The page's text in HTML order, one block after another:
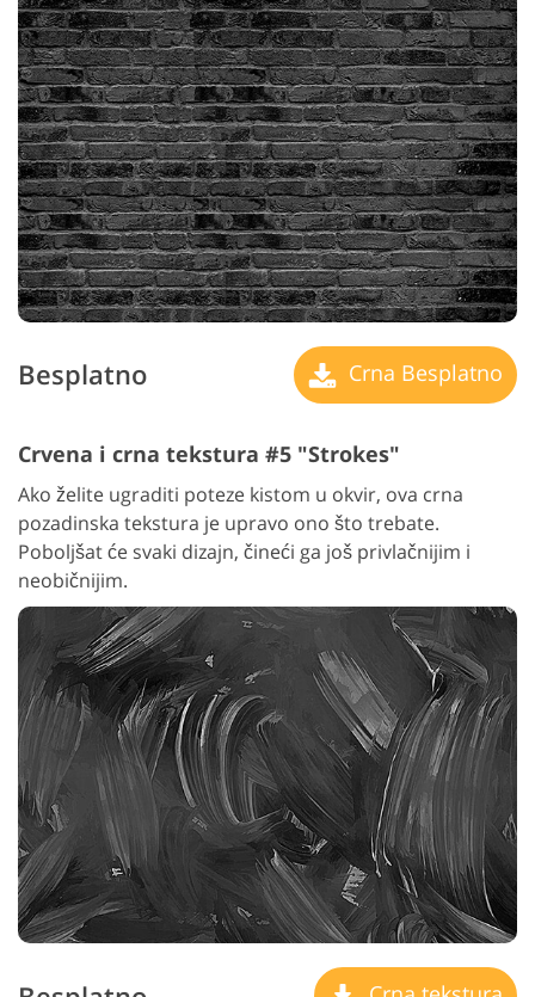
Besplatno Crna Besplatno
Crvena i crna tekstura #5 "Strokes"
Ako želite ugraditi poteze kistom u okvir, ova crna
pozadinska tekstura je upravo ono što trebate.
Poboljšat će svaki dizajn, čineći ga još privlačnijim i
neobičnijim.